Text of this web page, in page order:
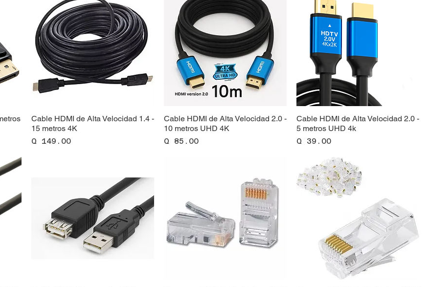
Cable HDMI de Alta Velocidad 1.4 -
15 metros 4K
Precio
Q 149.00
Cable HDMI de Alta Velocidad 2.0 -
10 metros UHD 4K
Precio
Q 85.00
Cable HDMI de Alta Velocidad 2.0 -
5 metros UHD 4k
Precio
Q 39.00